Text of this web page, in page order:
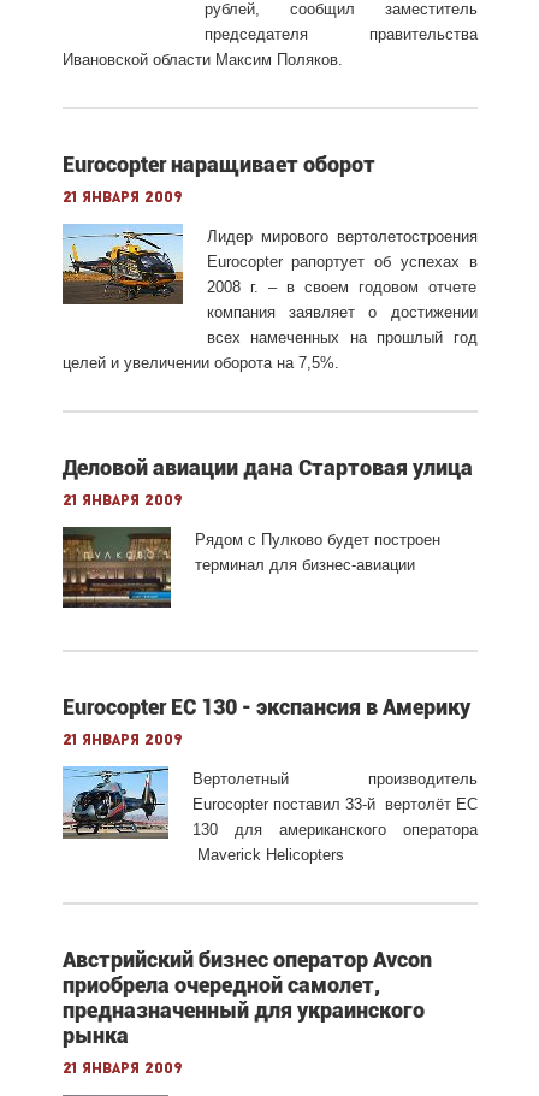
рублей, сообщил заместитель
председателя правительства
Ивановской области Максим Поляков.
Eurocopter наращивает оборот
21 января 2009
Лидер мирового вертолетостроения
Eurocopter рапортует об успехах в
2008 г. – в своем годовом отчете
компания заявляет о достижении
всех намеченных на прошлый год
целей и увеличении оборота на 7,5%.
Деловой авиации дана Стартовая улица
21 января 2009
Рядом с Пулково будет построен
терминал для бизнес-авиации
Eurocopter ЕC 130 - экспансия в Америку
21 января 2009
Вертолетный производитель
Eurocopter поставил 33-й вертолёт ЕC
130 для американского оператора
Maverick Helicopters
Австрийский бизнес оператор Avcon
приобрела очередной самолет,
предназначенный для украинского
рынка
21 января 2009